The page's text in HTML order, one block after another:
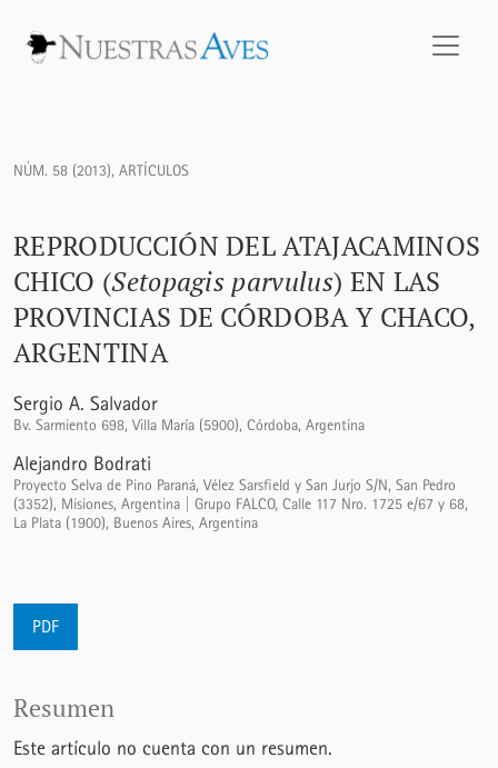
NÚM. 58 (2013), ARTÍCULOS
REPRODUCCIÓN DEL ATAJACAMINOS
CHICO (Setopagis parvulus) EN LAS
PROVINCIAS DE CÓRDOBA Y CHACO,
ARGENTINA
Sergio A. Salvador
Bv. Sarmiento 698, Villa María (5900), Córdoba, Argentina
Alejandro Bodrati
Proyecto Selva de Pino Paraná, Vélez Sarsfield y San Jurjo S/N, San Pedro
(3352), Misiones, Argentina | Grupo FALCO, Calle 117 Nro. 1725 e/67 y 68,
La Plata (1900), Buenos Aires, Argentina
PDF
Resumen
Este artículo no cuenta con un resumen.